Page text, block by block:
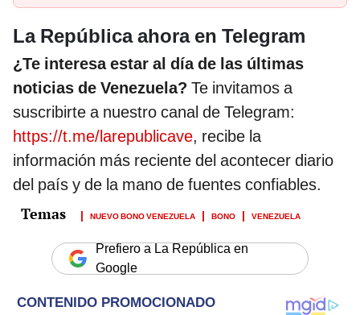
La República ahora en Telegram
¿Te interesa estar al día de las últimas
noticias de Venezuela? Te invitamos a
suscribirte a nuestro canal de Telegram:
https://t.me/larepublicave, recibe la
información más reciente del acontecer diario
del país y de la mano de fuentes confiables.
NUEVO BONO VENEZUELA BONO VENEZUELA
Prefiero a La República en
Google